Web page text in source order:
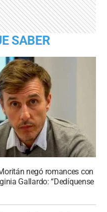
SABER
negó romances con
Gallardo: “Dedíquense